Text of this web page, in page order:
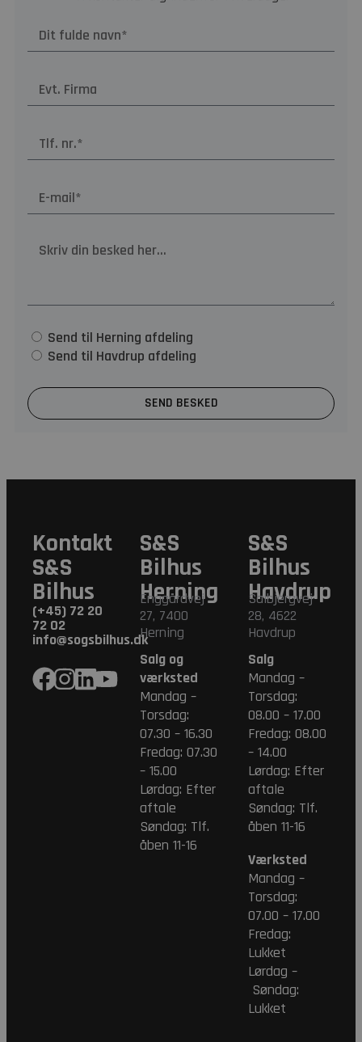
Send til Herning afdeling
Send til Havdrup afdeling
SEND BESKED
Kontakt
S&S
Bilhus
(+45) 72 20
72 02
info@sogsbilhus.dk
S&S
Bilhus
Herning
Enggårdvej
27, 7400
Herning
Salg og
værksted
Mandag –
Torsdag:
07.30 – 16.30
Fredag: 07.30
– 15.00
Lørdag: Efter
aftale
Søndag: Tlf.
åben 11-16
S&S
Bilhus
Havdrup
Salbjergvej
28, 4622
Havdrup
Salg
Mandag –
Torsdag:
08.00 – 17.00
Fredag: 08.00
– 14.00
Lørdag: Efter
aftale
Søndag: Tlf.
åben 11-16
Værksted
Mandag –
Torsdag:
07.00 – 17.00
Fredag:
Lukket
Lørdag –
Søndag:
Lukket